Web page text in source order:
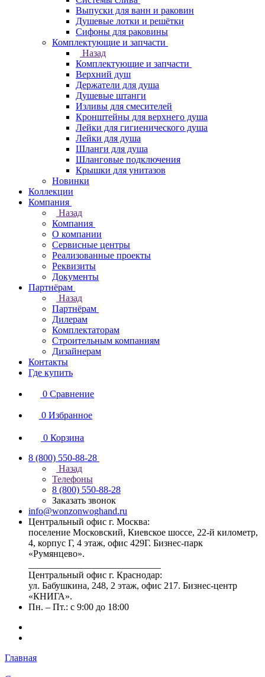
Выпуски для ванн и раковин
Душевые лотки и решётки
Сифоны для раковины
Комплектующие и запчасти
Назад
Комплектующие и запчасти
Верхний душ
Держатели для душа
Душевые штанги
Изливы для смесителей
Кронштейны для верхнего душа
Лейки для гигиенического душа
Лейки для душа
Шланги для душа
Шланговые подключения
Крышки для унитазов
Новинки
Коллекции
Компания
Назад
Компания
О компании
Сервисные центры
Реализованные проекты
Реквизиты
Документы
Партнёрам
Назад
Партнёрам
Дилерам
Комплектаторам
Строительным компаниям
Дизайнерам
Контакты
Где купить
0 Сравнение
0 Избранное
0 Корзина
8 (800) 550-88-28
Назад
Телефоны
8 (800) 550-88-28
Заказать звонок
info@wonzonwoghand.ru
Центральный офис г. Москва:
поселение Московский, Киевское шоссе, 22-й километр,
4, корпус Г, 4 этаж, офис 429Г. Бизнес-парк
«Румянцево».
Центральный офис г. Краснодар:
ул. Бабушкина, 248, 2 этаж, офис 217. Бизнес-центр
«КНИГА».
Пн. – Пт.: с 9:00 до 18:00
Главная